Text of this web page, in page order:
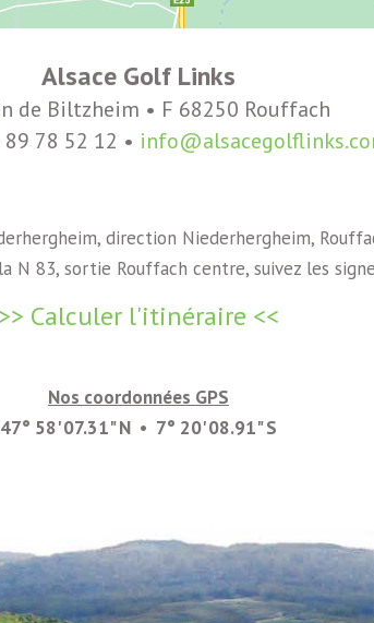
Alsace Golf Links
de Biltzheim • F 68250 Rouffach
89 78 52 12 •
direction Niederhergheim,
N 83, sortie Rouffach centre, suivez les
>> Calculer l'itinéraire <<
Nos coordonnées GPS
47° 58' 07.31" N • 7° 20' 08.91" S